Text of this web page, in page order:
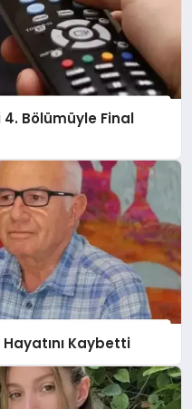
4. Bölümüyle Final
Kaybetti